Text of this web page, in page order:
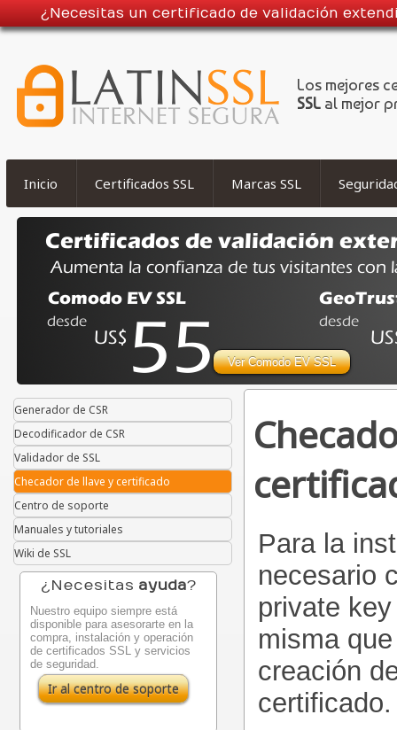
¿Necesitas un certificado de validación
Los mejores
SSL al mejor
Inicio Certificados SSL Marcas SSL
Generador de CSR
Decodificador de CSR
Validador de SSL
Checador de llave y certificado
Centro de soporte
Manuales y tutoriales
Wiki de SSL
¿Necesitas ayuda?
Nuestro equipo siempre está
disponible para asesorarte en la
compra, instalación y operación
de certificados SSL y servicios
de seguridad.
Ir al centro de soporte
Para la
necesario
private
misma
creación
certificado.